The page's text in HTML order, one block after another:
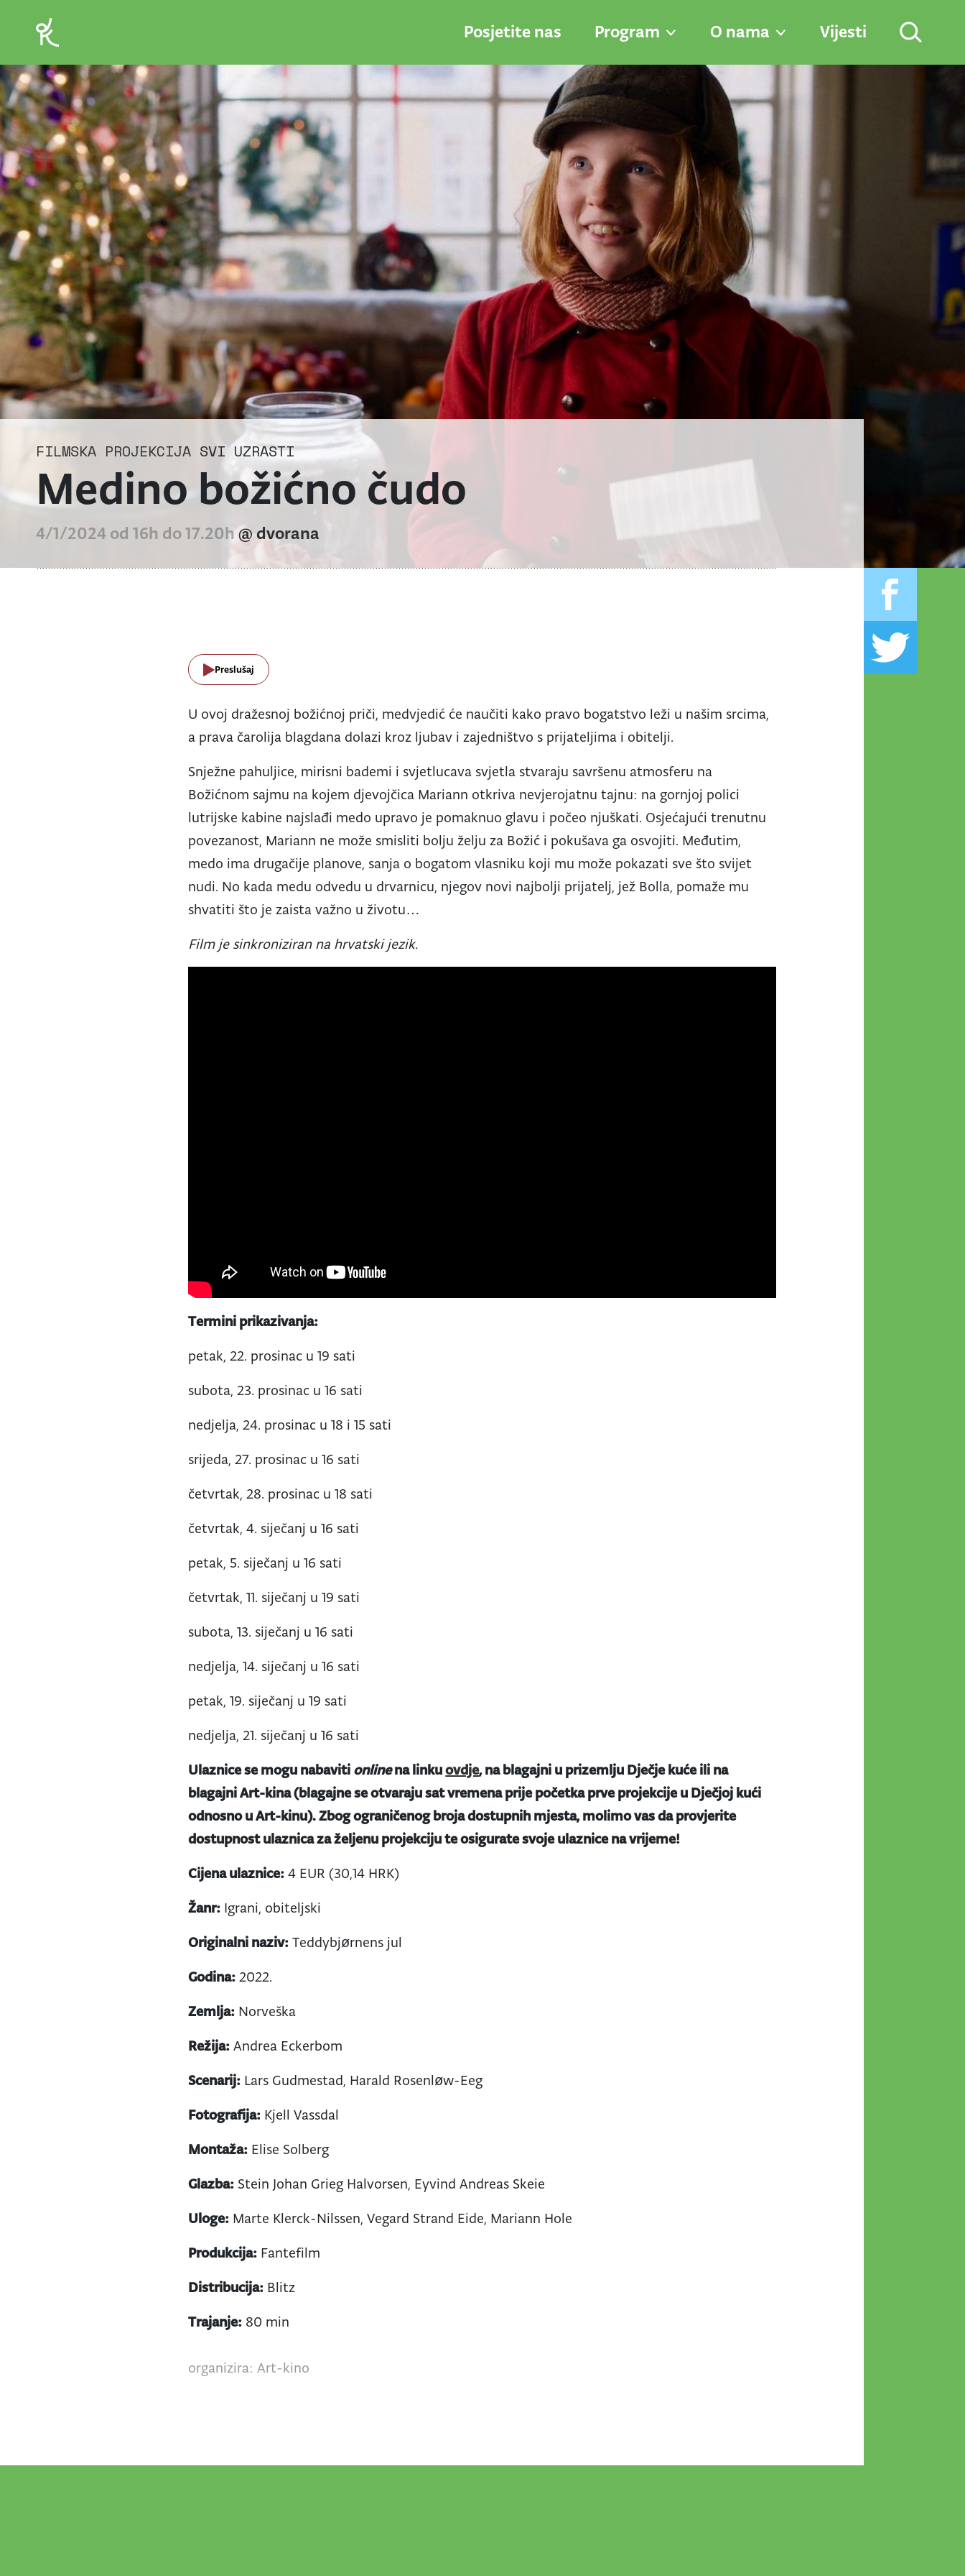
Posjetite nas Program O nama Vijesti
FILMSKA PROJEKCIJA SVI UZRASTI
Medino božićno čudo
4/1/2024 od 16h do 17.20h@ dvorana
Preslušaj
U ovoj dražesnoj božićnoj priči, medvjedić će naučiti kako pravo bogatstvo leži u našim srcima,
a prava čarolija blagdana dolazi kroz ljubav i zajedništvo s prijateljima i obitelji.
Snježne pahuljice, mirisni bademi i svjetlucava svjetla stvaraju savršenu atmosferu na
Božićnom sajmu na kojem djevojčica Mariann otkriva nevjerojatnu tajnu: na gornjoj polici
lutrijske kabine najslađi medo upravo je pomaknuo glavu i počeo njuškati. Osjećajući trenutnu
povezanost, Mariann ne može smisliti bolju želju za Božić i pokušava ga osvojiti. Međutim,
medo ima drugačije planove, sanja o bogatom vlasniku koji mu može pokazati sve što svijet
nudi. No kada medu odvedu u drvarnicu, njegov novi najbolji prijatelj, jež Bolla, pomaže mu
shvatiti što je zaista važno u životu…
Film je sinkroniziran na hrvatski jezik.
Termini prikazivanja:
petak, 22. prosinac u 19 sati
subota, 23. prosinac u 16 sati
nedjelja, 24. prosinac u 18 i 15 sati
srijeda, 27. prosinac u 16 sati
četvrtak, 28. prosinac u 18 sati
četvrtak, 4. siječanj u 16 sati
petak, 5. siječanj u 16 sati
četvrtak, 11. siječanj u 19 sati
subota, 13. siječanj u 16 sati
nedjelja, 14. siječanj u 16 sati
petak, 19. siječanj u 19 sati
nedjelja, 21. siječanj u 16 sati
Ulaznice se mogu nabaviti onlinena linkuovdje, na blagajni u prizemlju Dječje kuće ili na
blagajni Art-kina (blagajne se otvaraju sat vremena prije početka prve projekcije u Dječjoj kući
odnosno u Art-kinu). Zbog ograničenog broja dostupnih mjesta, molimo vas da provjerite
dostupnost ulaznica za željenu projekciju te osigurate svoje ulaznice na vrijeme!
Cijena ulaznice: 4 EUR (30,14 HRK)
Žanr: Igrani, obiteljski
Originalni naziv: Teddybjørnens jul
Godina: 2022.
Zemlja: Norveška
Režija: Andrea Eckerbom
Scenarij: Lars Gudmestad, Harald Rosenløw-Eeg
Fotografija: Kjell Vassdal
Montaža: Elise Solberg
Glazba: Stein Johan Grieg Halvorsen, Eyvind Andreas Skeie
Uloge: Marte Klerck-Nilssen, Vegard Strand Eide, Mariann Hole
Produkcija: Fantefilm
Distribucija: Blitz
Trajanje: 80 min
organizira: Art-kino